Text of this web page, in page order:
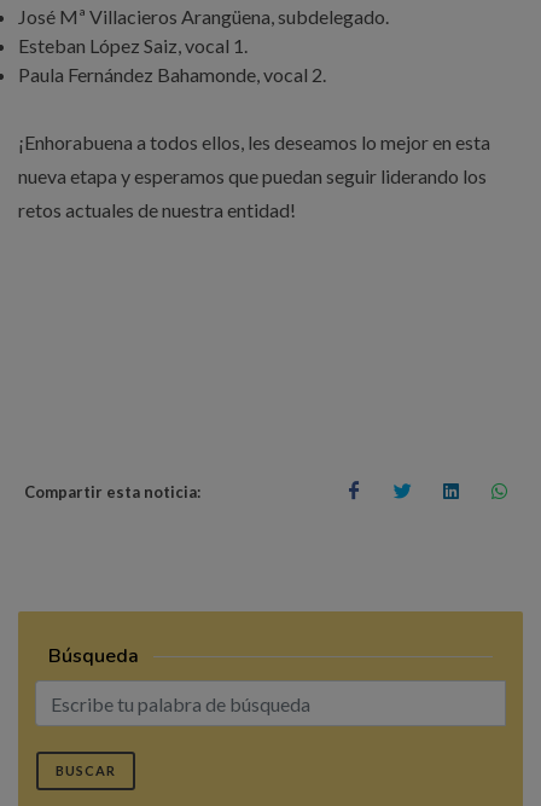
José Mª Villacieros Arangüena, subdelegado.
Esteban López Saiz, vocal 1.
Paula Fernández Bahamonde, vocal 2.
¡Enhorabuena a todos ellos, les deseamos lo mejor en esta
nueva etapa y esperamos que puedan seguir liderando los
retos actuales de nuestra entidad!
Compartir esta noticia:
Búsqueda
BUSCAR